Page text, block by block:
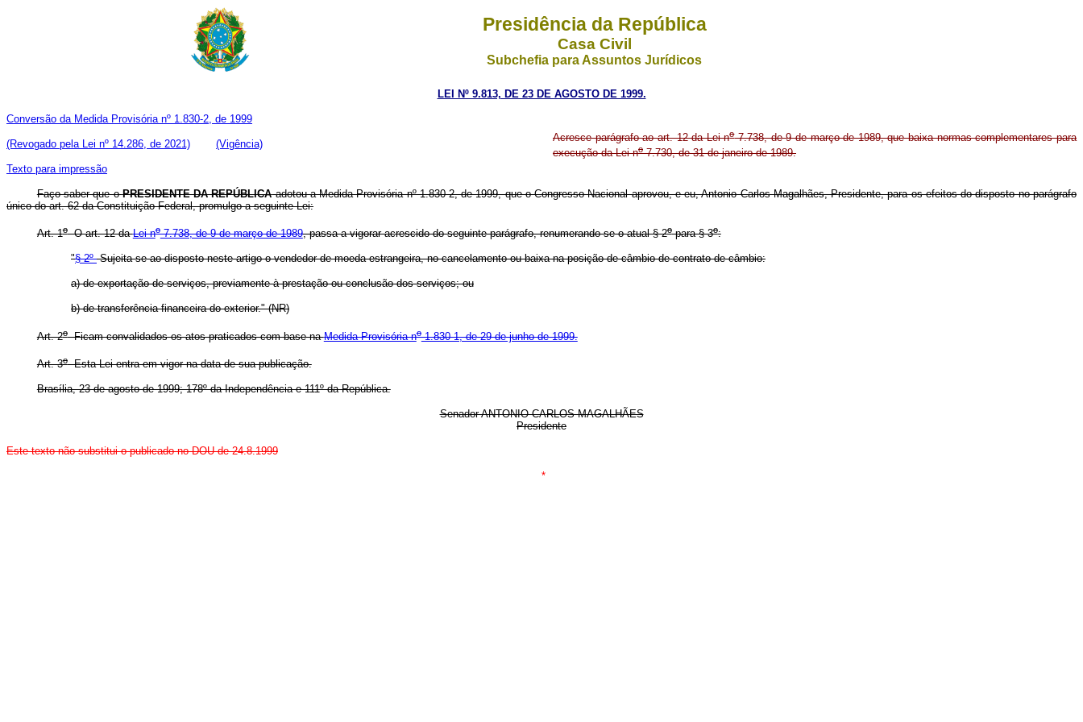
Presidência da República
Casa Civil
Subchefia para Assuntos Jurídicos
LEI Nº 9.813, DE 23 DE AGOSTO DE 1999.
Conversão da Medida Provisória nº 1.830-2, de 1999
(Revogado pela Lei nº 14.286, de 2021) (Vigência)
Texto para impressão
Acresce parágrafo ao art. 12 da Lei no7.738, de 9 de março de 1989, que baixa normas complementares para
execução da Lei no7.730, de 31 de janeiro de 1989.
Faço saber que oPRESIDENTE DA REPÚBLICAadotou a Medida Provisória nº 1.830-2, de 1999, que o Congresso Nacional aprovou, e eu, Antonio Carlos Magalhães, Presidente, para os efeitos do disposto no parágrafo
único do art. 62 da Constituição Federal, promulgo a seguinte Lei:
Art. 1oO art. 12 daLei no7.738, de 9 de março de 1989, passa a vigorar acrescido do seguinte parágrafo, renumerando-se o atual § 2opara § 3o:
"§ 2ºSujeita-se ao disposto neste artigo o vendedor de moeda estrangeira, no cancelamento ou baixa na posição de câmbio de contrato de câmbio:
a) de exportação de serviços, previamente à prestação ou conclusão dos serviços; ou
b) de transferência financeira do exterior." (NR)
Art. 2oFicam convalidados os atos praticados com base naMedida Provisória no1.830-1, de 29 de junho de 1999.
Art. 3oEsta Lei entra em vigor na data de sua publicação.
Brasília, 23 de agosto de 1999; 178º da Independência e 111º da República.
Senador ANTONIO CARLOS MAGALHÃES
Presidente
Este texto não substitui o publicado no DOU de 24.8.1999
*